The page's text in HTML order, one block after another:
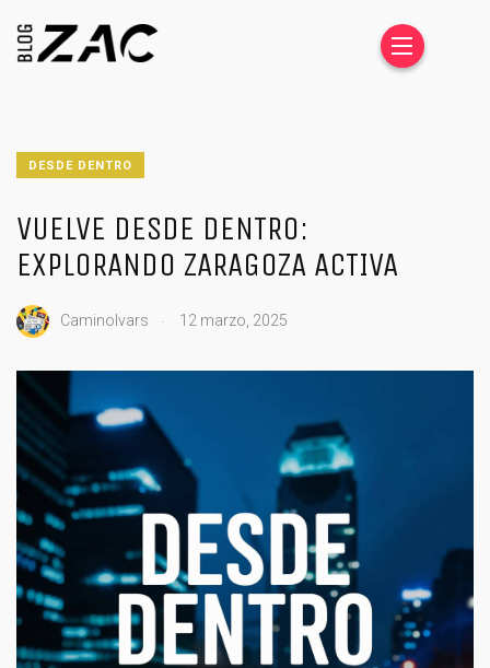
DESDE DENTRO
VUELVE DESDE DENTRO:
EXPLORANDO ZARAGOZA ACTIVA
CaminoIvars 12 marzo, 2025